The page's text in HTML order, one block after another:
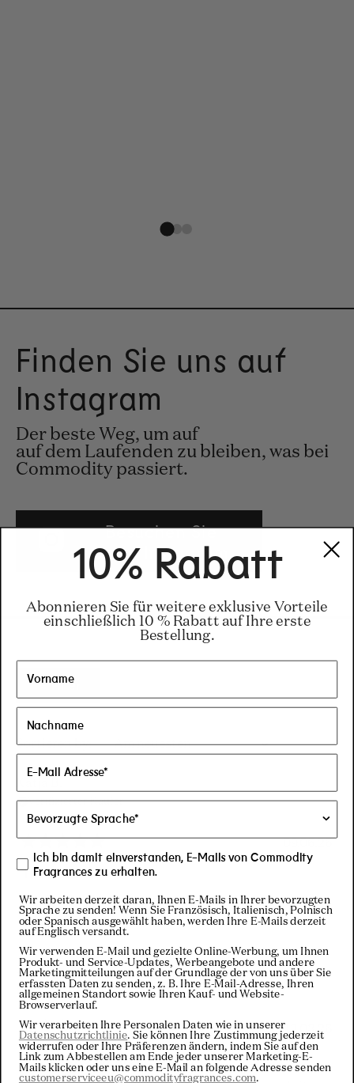
Finden Sie uns auf
Instagram
Der beste Weg, um auf
auf dem Laufenden zu bleiben, was bei
Commodity passiert.
Besuchen Sie
unser Instagram
Filter
Sortieren
Verifizierter Käufer
Mit
5
5
Sternen
bewertet
The Fave
So glad I picked up this scent space. It was my
absolute favorite out of all.
J b.
Verifizierter Käufer
Mit
3
von
13.03.26
Too strong for me
Wird geladen...
10% Rabatt
Abonnieren Sie für weitere exklusive Vorteile
einschließlich 10 % Rabatt auf Ihre erste
Bestellung.
Ich bin damit einverstanden, E-Mails von Commodity
Fragrances zu erhalten.
Wir arbeiten derzeit daran, Ihnen E-Mails in Ihrer bevorzugten
Sprache zu senden! Wenn Sie Französisch, Italienisch, Polnisch
oder Spanisch ausgewählt haben, werden Ihre E-Mails derzeit
auf Englisch versandt.
Wir verwenden E-Mail und gezielte Online-Werbung, um Ihnen
Produkt- und Service-Updates, Werbeangebote und andere
Marketingmitteilungen auf der Grundlage der von uns über Sie
erfassten Daten zu senden, z. B. Ihre E-Mail-Adresse, Ihren
allgemeinen Standort sowie Ihren Kauf- und Website-
Browserverlauf.
Wir verarbeiten Ihre Personalen Daten wie in unserer
Datenschutzrichtlinie. Sie können Ihre Zustimmung jederzeit
widerrufen oder Ihre Präferenzen ändern, indem Sie auf den
Link zum Abbestellen am Ende jeder unserer Marketing-E-
Mails klicken oder uns eine E-Mail an folgende Adresse senden
customerserviceeu@commodityfragrances.com.